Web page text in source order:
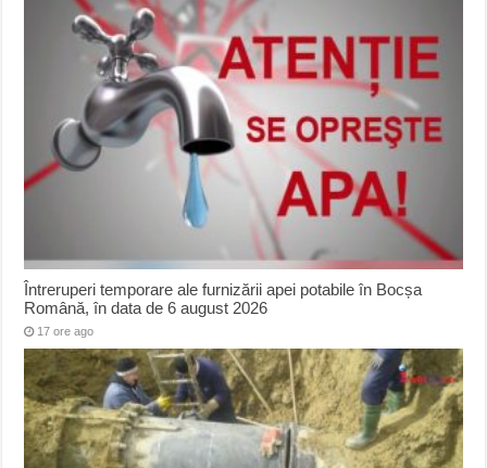
Întreruperi temporare ale furnizării apei potabile în Bocșa
Română, în data de 6 august 2026
17 ore ago